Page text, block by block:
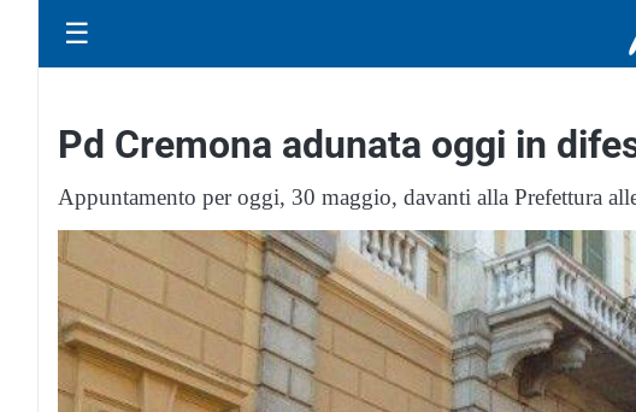
☰
Pd Cremona adunata oggi in
Appuntamento per oggi, 30 maggio, davanti alla Prefettura